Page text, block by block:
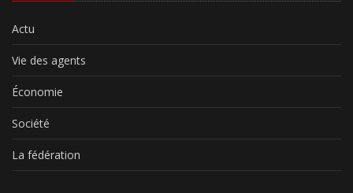
Actu
Vie des agents
Économie
Société
La fédération